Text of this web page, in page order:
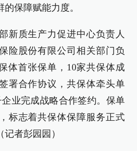
保障赋能力度。
新质生产力促进中心负责人
险股份有限公司相关部门负
体首张保单，10家共保体成
署合作协议，共保体牵头单
业完成战略合作签约。保单
标志着共保体保障服务正式
者彭园园）